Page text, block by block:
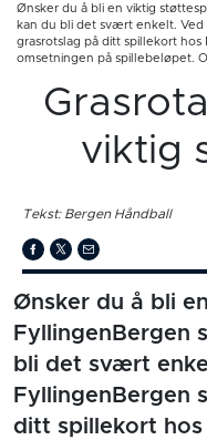
Ønsker du å bli en viktig
kan du bli det svært enkelt.
grasrotslag på ditt spillekort hos
omsetningen på spillebeløpet.
viktig
Tekst: Bergen Håndball
Ønsker du å bli
FyllingenBergen
bli det svært
FyllingenBergen
ditt spillekort